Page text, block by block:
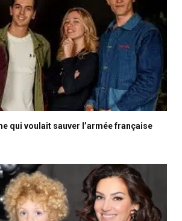
qui voulait sauver l’armée française